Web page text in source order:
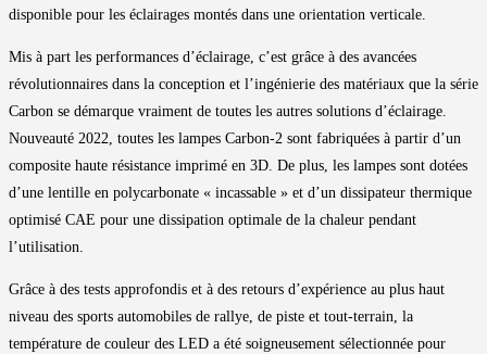
disponible pour les éclairages montés dans une orientation verticale.
Mis à part les performances d’éclairage, c’est grâce à des avancées
révolutionnaires dans la conception et l’ingénierie des matériaux que la série
Carbon se démarque vraiment de toutes les autres solutions d’éclairage.
Nouveauté 2022, toutes les lampes Carbon-2 sont fabriquées à partir d’un
composite haute résistance imprimé en 3D. De plus, les lampes sont dotées
d’une lentille en polycarbonate « incassable » et d’un dissipateur thermique
optimisé CAE pour une dissipation optimale de la chaleur pendant
l’utilisation.
Grâce à des tests approfondis et à des retours d’expérience au plus haut
niveau des sports automobiles de rallye, de piste et tout-terrain, la
température de couleur des LED a été soigneusement sélectionnée pour